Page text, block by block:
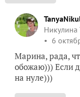
Никулина
6
Марина, рада,
обожаю))) Если
на нуле)))